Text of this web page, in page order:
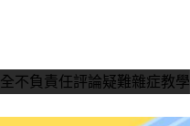
不負責任評論疑難雜症教學